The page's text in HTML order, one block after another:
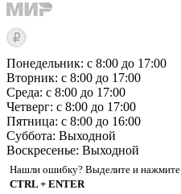
Понедельник: с 8:00 до 17:00
Вторник: с 8:00 до 17:00
Среда: с 8:00 до 17:00
Четверг: с 8:00 до 17:00
Пятница: с 8:00 до 16:00
Суббота: Выходной
Воскресенье: Выходной
Нашли ошибку? Выделите и нажмите
CTRL + ENTER